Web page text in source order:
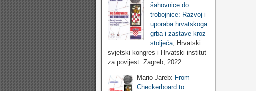
šahovnice do
trobojnice: Razvoj i
uporaba hrvatskoga
grba i zastave kroz
stoljeća, Hrvatski
svjetski kongres i Hrvatski institut
za povijest: Zagreb, 2022.
Mario Jareb: From
Checkerboard to